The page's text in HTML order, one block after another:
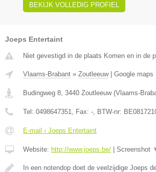
BEKIJK VOLLEDIG PROFIEL
Joeps Entertaint
Niet gevestigd in de plaats Komen en in de
Vlaams-Brabant » Zoutleeuw| Google maps
Budingweg 8 3440 Zoutleeuw(Vlaams-
Tel: 0498647351 , Fax: - , BTW-nr:
E-mail › Joeps Entertaint
Website: http://www.joeps.be/ Screenshot
In een notendop doet de veelzijdige Joeps